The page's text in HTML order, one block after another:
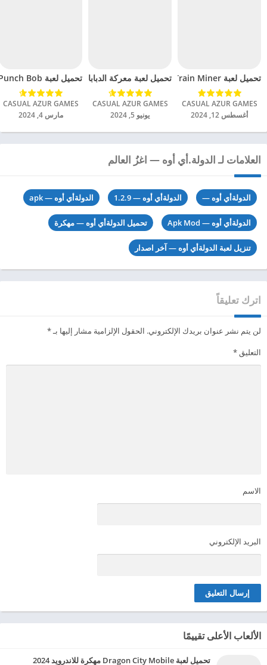
تحميل لعبة Train Miner مهكرة للاندرويد 2024
CASUAL AZUR GAMES‏
أغسطس 12, 2024
تحميل لعبة معركة الدبابات الجنونية مهكرة للاندرويد
CASUAL AZUR GAMES‏
يونيو 5, 2024
تحميل لعبة Punch Bob مهكرة للاندرويد 2024
CASUAL AZUR GAMES‏
مارس 4, 2024
العلامات لـ الدولة.أي أوه — اغزُ العالم
الدولةأي أوه — الدولةأي أوه — 1.2.9 الدولةأي أوه — apk
الدولةأي أوه — Apk Mod تحميل الدولةأي أوه — مهكرة
تنزيل لعبة الدولةأي أوه — آخر اصدار
اترك تعليقاً
لن يتم نشر عنوان بريدك الإلكتروني. الحقول الإلزامية مشار إليها بـ*
التعليق*
الاسم
البريد الإلكتروني
الألعاب الأعلى تقييمًا
تحميل لعبة Dragon City Mobile مهكرة للاندرويد 2024